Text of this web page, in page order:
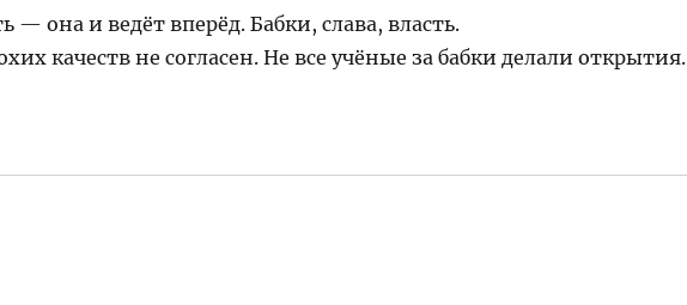
— она и ведёт вперёд. Бабки, слава, власть.
качеств не согласен. Не все учёные за бабки делали открытия.